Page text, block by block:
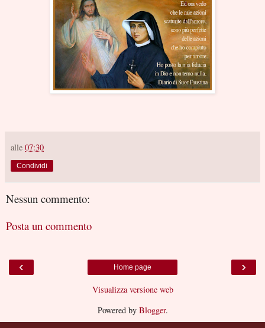
alle 07:30
Condividi
Nessun commento:
Posta un commento
‹ ›
Home page
Visualizza versione web
Powered by Blogger.